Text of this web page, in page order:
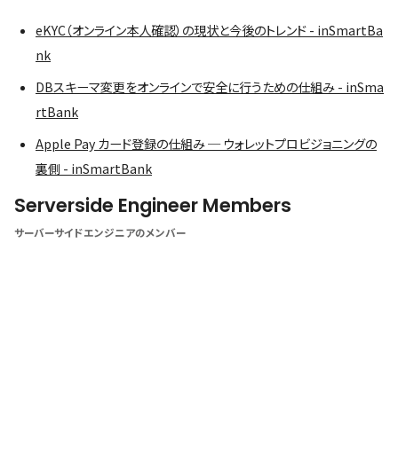
eKYC（オンライン本人確認）の現状と今後のトレンド - inSmartBa
nk
DBスキーマ変更をオンラインで安全に行うための仕組み - inSma
rtBank
Apple Pay カード登録の仕組み ─ ウォレットプロビジョニングの
裏側 - inSmartBank
Serverside Engineer Members
サーバーサイドエンジニアのメンバー